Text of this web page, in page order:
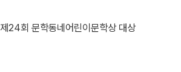
24회 문학동네어린이문학상 대상